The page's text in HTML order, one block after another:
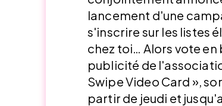
lancement d'une
s'inscrire sur les listes
chez toi… Alors vote en
publicité de
Swipe Video Card »,
partir de jeudi et